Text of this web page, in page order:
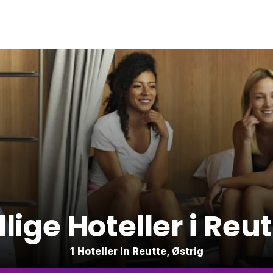
Hoteller i
1 Hoteller in Reutte, Østrig